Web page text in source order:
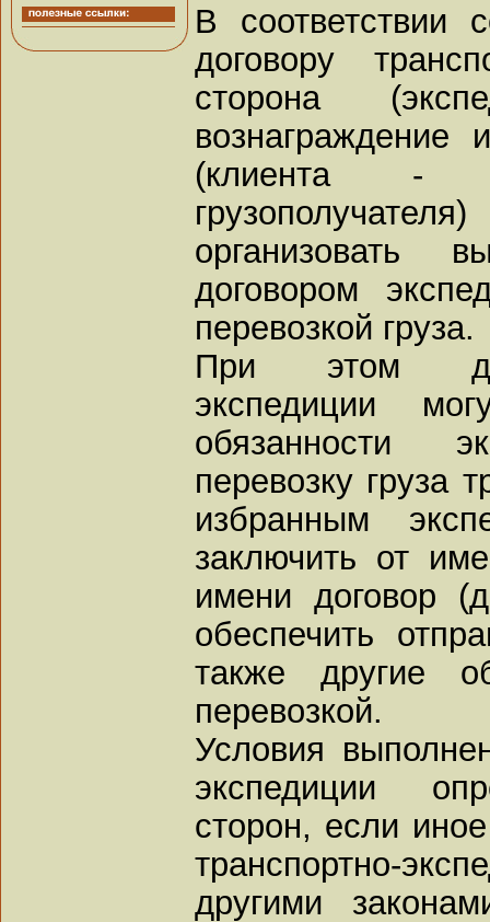
В
договору
сторона
вознаграждение
(клиента -
организовать
договором
перевозкой груза.
При этом
экспедиции
обязанности
перевозку груза
избранным
заключить от
имени договор
обеспечить
также другие
перевозкой.
Условия
экспедиции
сторон, если
транспортно-
другими